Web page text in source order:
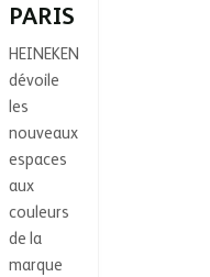
PARIS
HEINEKEN
dévoile
les
nouveaux
espaces
aux
couleurs
de la
marque